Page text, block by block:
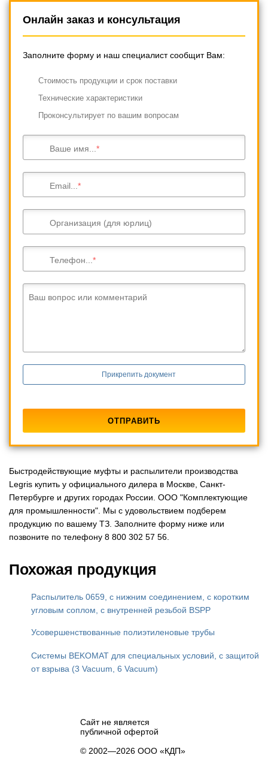
Онлайн заказ и консультация
Заполните форму и наш специалист сообщит Вам:
Cтоимость продукции и срок поставки
Технические характеристики
Проконсультирует по вашим вопросам
Ваше имя...
Email...
Организация (для юрлиц)
Телефон...
Ваш вопрос или комментарий
Прикрепить документ
Быстродействующие муфты и распылители производства
Legris купить у официального дилера в Москве, Санкт-
Петербурге и других городах России. ООО "Комплектующие
для промышленности". Мы с удовольствием подберем
продукцию по вашему ТЗ. Заполните форму ниже или
позвоните по телефону 8 800 302 57 56.
Похожая продукция
Распылитель 0659, с нижним соединением, с коротким
угловым соплом, с внутренней резьбой BSPP
Усовершенствованные полиэтиленовые трубы
Системы BEKOMAT для специальных условий, с защитой
от взрыва (3 Vacuum, 6 Vacuum)
Сайт не является
публичной офертой
© 2002—2026 ООО «КДП»